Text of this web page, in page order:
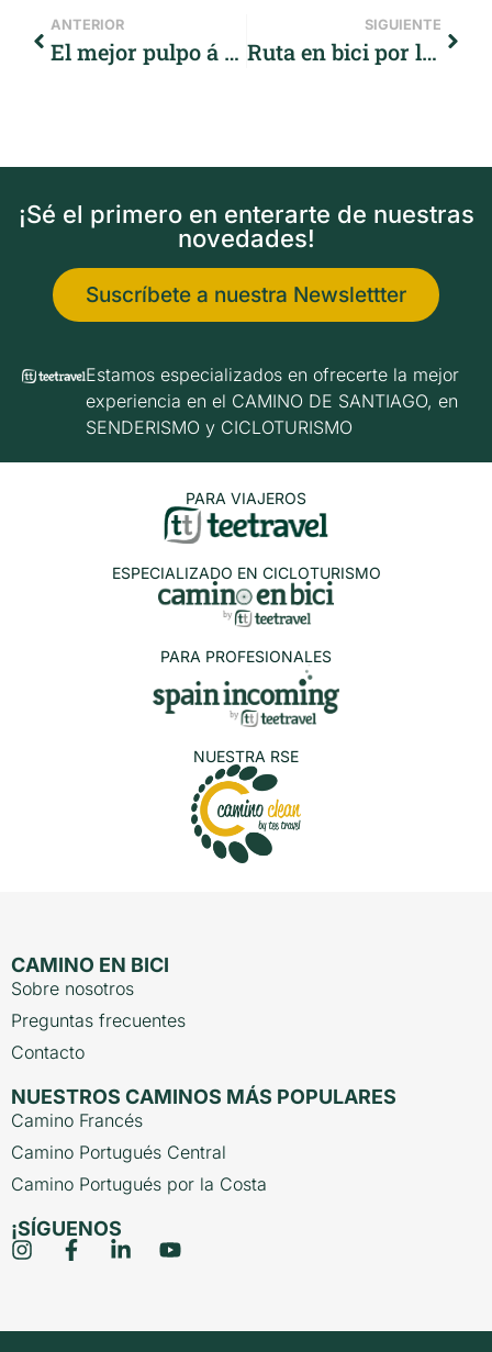
ANTERIOR
El mejor pulpo á feira se come en el interior de Galicia
SIGUIENTE
Ruta en bici por las Rías Baixas en invierno
¡Sé el primero en enterarte de nuestras
novedades!
Suscríbete a nuestra Newslettter
Estamos especializados en ofrecerte la mejor
experiencia en el CAMINO DE SANTIAGO, en
SENDERISMO y CICLOTURISMO
PARA VIAJEROS
ESPECIALIZADO EN CICLOTURISMO
PARA PROFESIONALES
NUESTRA RSE
CAMINO EN BICI
Sobre nosotros
Preguntas frecuentes
Contacto
NUESTROS CAMINOS MÁS POPULARES
Camino Francés
Camino Portugués Central
Camino Portugués por la Costa
¡SÍGUENOS